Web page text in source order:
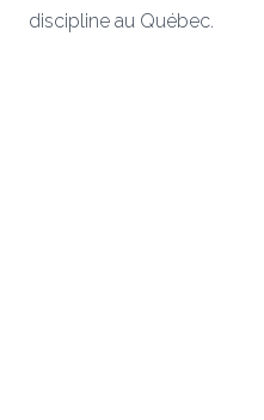
discipline au Québec.